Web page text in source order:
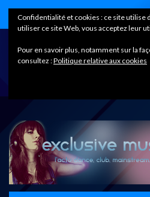
Home
Confidentialité et cookies : ce site utilise
utiliser ce site Web, vous acceptez leur
Pour en savoir plus, notamment sur la
consultez :Politique relative aux cookies